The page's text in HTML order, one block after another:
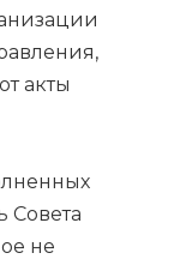
акты
Совета
не